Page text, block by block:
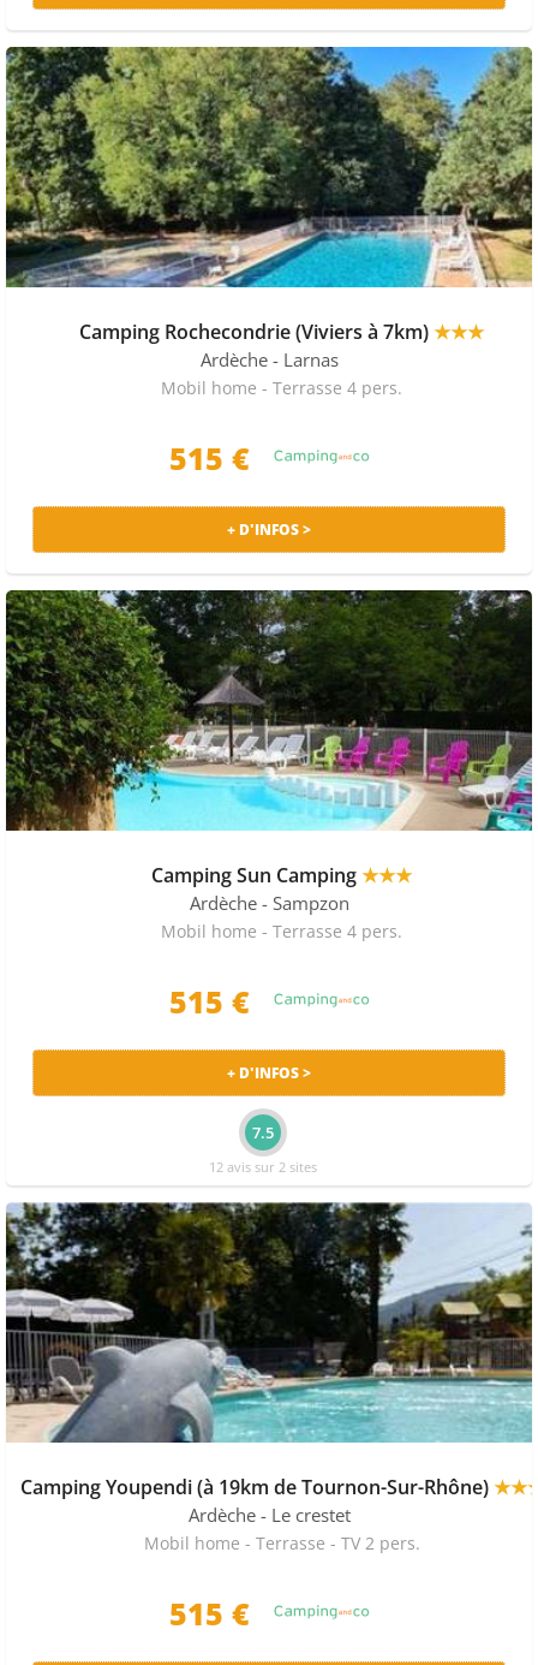
Camping Rochecondrie (Viviers à 7km)★★★
Ardèche - Larnas
Mobil home - Terrasse 4 pers.
515 €
+ D'INFOS >
Camping Sun Camping★★★
Ardèche - Sampzon
Mobil home - Terrasse 4 pers.
515 €
+ D'INFOS >
7.5
12 avis sur 2 sites
Camping Youpendi (à 19km de Tournon-Sur-Rhône)
Ardèche - Le crestet
Mobil home - Terrasse - TV 2 pers.
515 €